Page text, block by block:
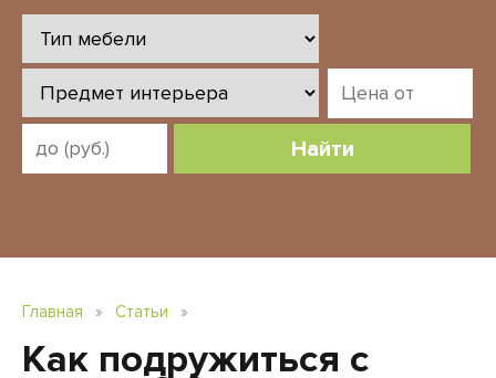
Найти
Главная » Статьи »
Как подружиться с